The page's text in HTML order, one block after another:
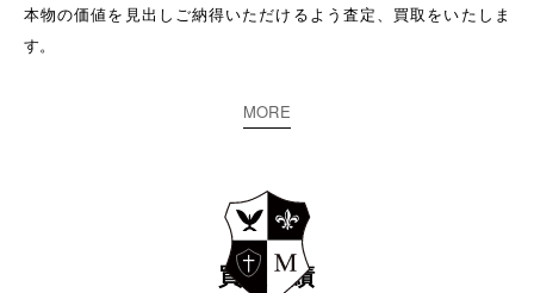
本物の価値を見出しご納得いただけるよう査定、買取をいたしま
す。
MORE
買取実績